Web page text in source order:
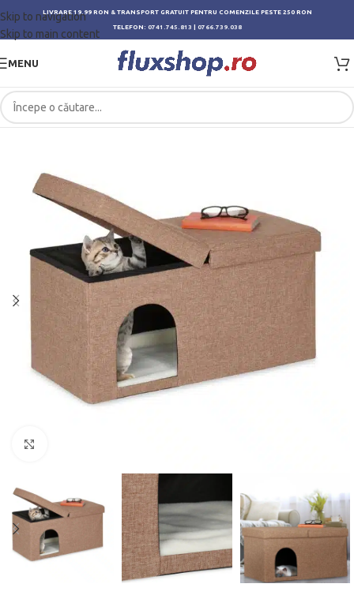
Skip to navigation
Skip to main content
LIVRARE 19.99 RON & TRANSPORT GRATUIT PENTRU COMENZILE PESTE 250 RON
TELEFON: 0741.745.813 0766.739.038
MENU